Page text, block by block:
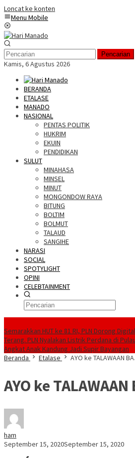
Loncat ke konten
Menu Mobile
Pencarian
Kamis, 6 Agustus 2026
BERANDA
ETALASE
MANADO
NASIONAL
PENTAS POLITIK
HUKRIM
EKUIN
PENDIDIKAN
SULUT
MINAHASA
MINSEL
MINUT
MONGONDOW RAYA
BITUNG
BOLTIM
BOLMUT
TALAUD
SANGIHE
NARASI
SOCIAL
SPOTYLIGHT
OPINI
CELEBTAINMENT
Semarakkan HUT ke 81 RI, PLN Dorong
Terang. PLN Nyalakan Listrik Perdana di
Angkat Anak Kandung Jadi Supir Bayangan
Beranda
Etalase AYO ke TALAWAAN
AYO ke
ham
September 15, 2020September 15, 2020